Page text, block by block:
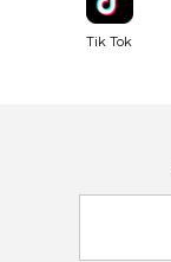
Tik Tok